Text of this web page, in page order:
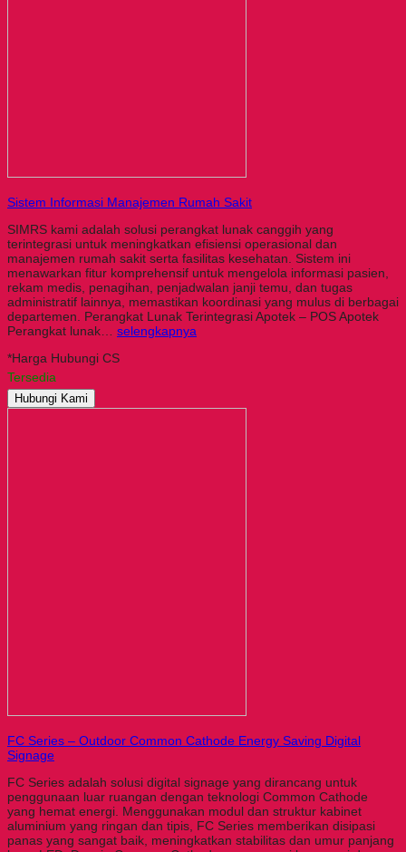
Sistem Informasi Manajemen Rumah Sakit
SIMRS kami adalah solusi perangkat lunak canggih yang
terintegrasi untuk meningkatkan efisiensi operasional dan
manajemen rumah sakit serta fasilitas kesehatan. Sistem ini
menawarkan fitur komprehensif untuk mengelola informasi pasien,
rekam medis, penagihan, penjadwalan janji temu, dan tugas
administratif lainnya, memastikan koordinasi yang mulus di berbagai
departemen. Perangkat Lunak Terintegrasi Apotek – POS Apotek
Perangkat lunak… selengkapnya
*Harga Hubungi CS
Tersedia
Hubungi Kami
FC Series – Outdoor Common Cathode Energy Saving Digital
Signage
FC Series adalah solusi digital signage yang dirancang untuk
penggunaan luar ruangan dengan teknologi Common Cathode
yang hemat energi. Menggunakan modul dan struktur kabinet
aluminium yang ringan dan tipis, FC Series memberikan disipasi
panas yang sangat baik, meningkatkan stabilitas dan umur panjang